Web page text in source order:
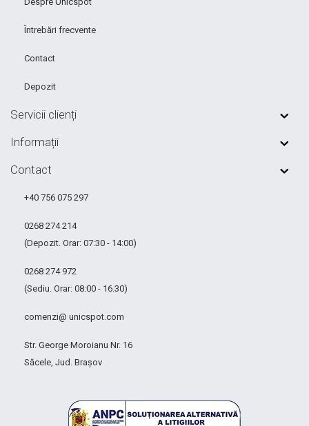
Întrebări frecvente
Contact
Depozit
Servicii clienți
Informații
Contact
+40 756 075 297
0268 274 214
(Depozit. Orar: 07:30 - 14:00)
0268 274 972
(Sediu. Orar: 08:00 - 16.30)
comenzi@ unicspot.com
Str. George Moroianu Nr. 16
Săcele, Jud. Brașov